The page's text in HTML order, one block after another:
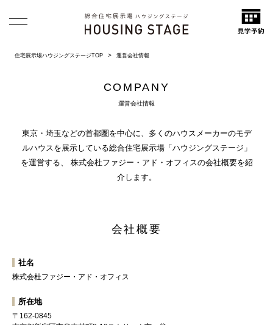
住宅展示場ハウジングステージTOP 運営会社情報
COMPANY
運営会社情報
東京・埼玉などの首都圏を中心に、多くのハウスメーカーのモデ
ルハウスを展示している総合住宅展示場「ハウジングステージ」
を運営する、
株式会杜ファジー・アド・オフィスの会社概要を紹
介します。
会社概要
社名
株式会杜ファジー・アド・オフィス
所在地
〒162-0845